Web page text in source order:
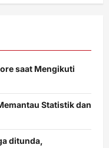
saat Mengikuti
Statistik dan
ditunda,